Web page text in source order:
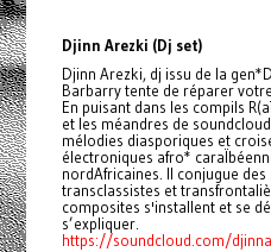
Djinn Arezki (Dj set)
Djinn Arezki, dj issu de la
Barbarry tente de réparer
En puisant dans les compils
et les méandres de
mélodies diasporiques et
électroniques afro*
nordAfricaines. Il conjugue
transclassistes et
composites s'installent et se
s’expliquer.
https://soundcloud.com/